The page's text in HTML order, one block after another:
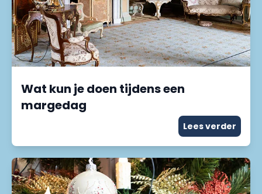
Wat kun je doen tijdens een
margedag
Lees verder